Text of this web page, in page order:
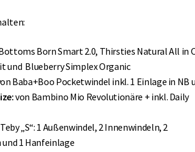
Born Smart 2.0, Thirsties Natural All in
und Blueberry Simplex Organic
Baba+Boo Pocketwindel inkl. 1 Einlage in NB
von Bambino Mio Revolutionäre + inkl. Daily
„S“: 1 Außenwindel, 2 Innenwindeln, 2
1 Hanfeinlage